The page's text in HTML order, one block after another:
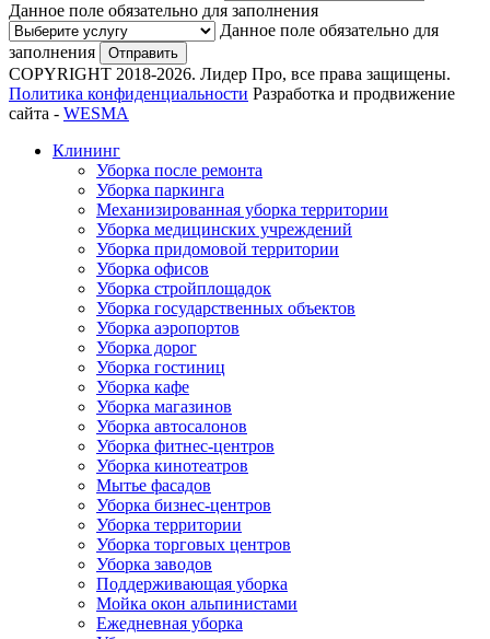
Данное поле обязательно для заполнения
Данное поле обязательно для
заполнения
Отправить
COPYRIGHT 2018-2026. Лидер Про, все права защищены.
Политика конфиденциальности Разработка и продвижение
сайта - WESMA
Клининг
Уборка после ремонта
Уборка паркинга
Механизированная уборка территории
Уборка медицинских учреждений
Уборка придомовой территории
Уборка офисов
Уборка стройплощадок
Уборка государственных объектов
Уборка аэропортов
Уборка дорог
Уборка гостиниц
Уборка кафе
Уборка магазинов
Уборка автосалонов
Уборка фитнес-центров
Уборка кинотеатров
Мытье фасадов
Уборка бизнес-центров
Уборка территории
Уборка торговых центров
Уборка заводов
Поддерживающая уборка
Мойка окон альпинистами
Ежедневная уборка